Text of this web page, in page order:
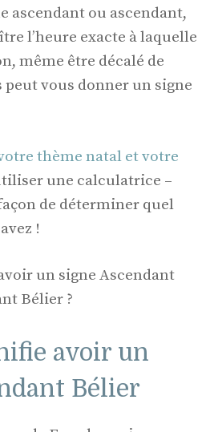
ascendant ou ascendant,
l’heure exacte à laquelle
même être décalé de
vous donner un signe
thème natal et votre
une calculatrice –
de déterminer quel
!
un signe Ascendant
Bélier ?
avoir un
Bélier